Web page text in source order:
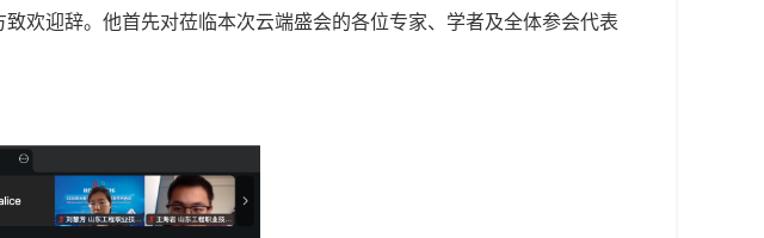
欢迎辞。他首先对莅临本次云端盛会的各位专家、学者及全体参会代表